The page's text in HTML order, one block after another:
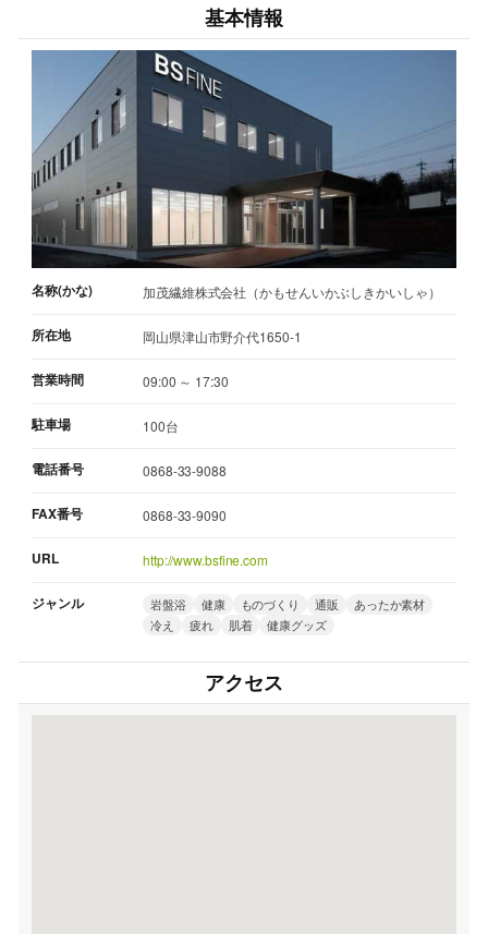
基本情報
名称(かな) 加茂繊維株式会社（かもせんいかぶしきかいしゃ）
所在地 岡山県津山市野介代1650-1
営業時間 09:00 ～ 17:30
駐車場 100台
電話番号 0868-33-9088
FAX番号 0868-33-9090
URL http://www.bsfine.com
ジャンル 岩盤浴 健康 ものづくり 通販
あったか素材
冷え
疲れ 肌着 健康グッズ
アクセス